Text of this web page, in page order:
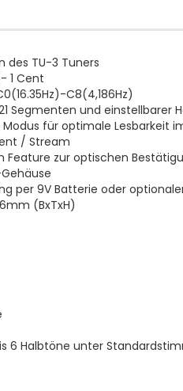
des TU-3 Tuners
1 Cent
C8(4,186Hz)
Segmenten und einstellbarer
Modus für optimale Lesbarkeit
/ Stream
Feature zur optischen
per 9V Batterie oder
(BxTxH)
6 Halbtöne unter